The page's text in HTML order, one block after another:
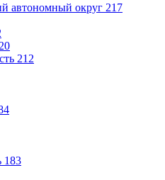
автономный округ 217
20
212
183